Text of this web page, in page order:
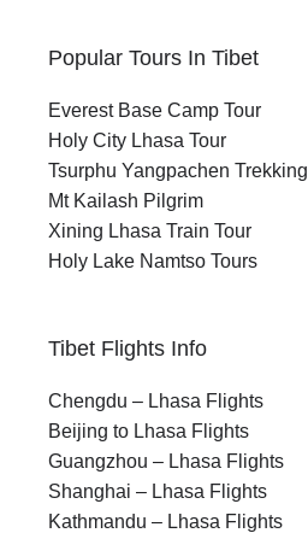
Popular Tours In Tibet
Everest Base Camp Tour
Holy City Lhasa Tour
Tsurphu Yangpachen Trekking
Mt Kailash Pilgrim
Xining Lhasa Train Tour
Holy Lake Namtso Tours
Tibet Flights Info
Chengdu – Lhasa Flights
Beijing to Lhasa Flights
Guangzhou – Lhasa Flights
Shanghai – Lhasa Flights
Kathmandu – Lhasa Flights